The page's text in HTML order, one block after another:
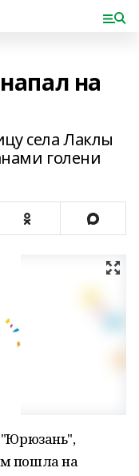
на
села Лаклы
голени
"Юрюзань",
пошла на